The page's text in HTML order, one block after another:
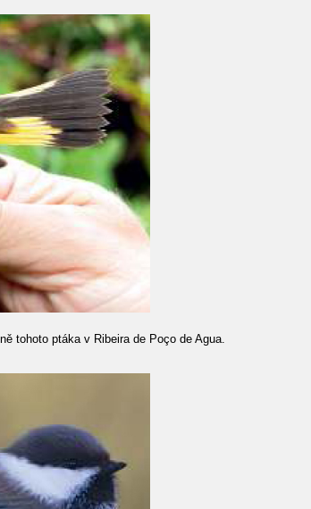
tohoto ptáka v Ribeira de Poço de Agua.